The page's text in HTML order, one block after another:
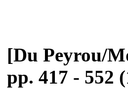
[Du Peyrou/
pp. 417 - 552